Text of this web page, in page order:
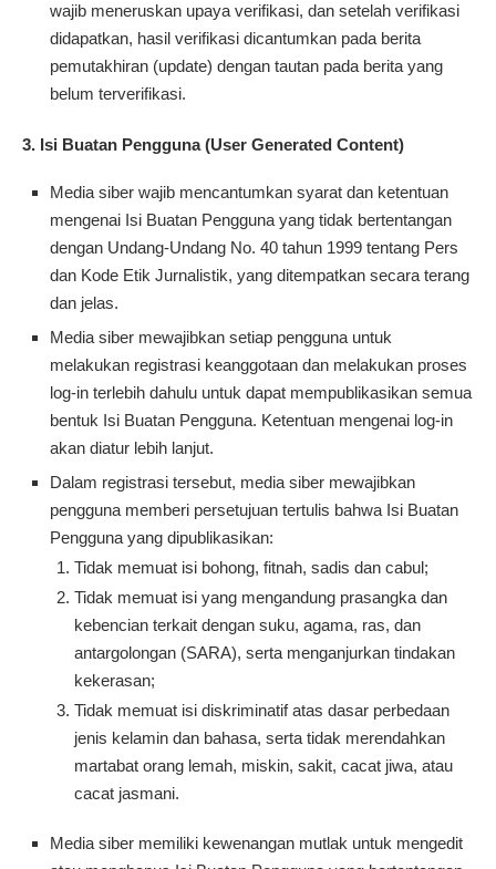
wajib meneruskan upaya verifikasi, dan setelah verifikasi
didapatkan, hasil verifikasi dicantumkan pada berita
pemutakhiran (update) dengan tautan pada berita yang
belum terverifikasi.
3. Isi Buatan Pengguna (User Generated Content)
Media siber wajib mencantumkan syarat dan ketentuan
mengenai Isi Buatan Pengguna yang tidak bertentangan
dengan Undang-Undang No. 40 tahun 1999 tentang Pers
dan Kode Etik Jurnalistik, yang ditempatkan secara terang
dan jelas.
Media siber mewajibkan setiap pengguna untuk
melakukan registrasi keanggotaan dan melakukan proses
log-in terlebih dahulu untuk dapat mempublikasikan semua
bentuk Isi Buatan Pengguna. Ketentuan mengenai log-in
akan diatur lebih lanjut.
Dalam registrasi tersebut, media siber mewajibkan
pengguna memberi persetujuan tertulis bahwa Isi Buatan
Pengguna yang dipublikasikan:
Tidak memuat isi bohong, fitnah, sadis dan cabul;
Tidak memuat isi yang mengandung prasangka dan
kebencian terkait dengan suku, agama, ras, dan
antargolongan (SARA), serta menganjurkan tindakan
kekerasan;
Tidak memuat isi diskriminatif atas dasar perbedaan
jenis kelamin dan bahasa, serta tidak merendahkan
martabat orang lemah, miskin, sakit, cacat jiwa, atau
cacat jasmani.
Media siber memiliki kewenangan mutlak untuk mengedit